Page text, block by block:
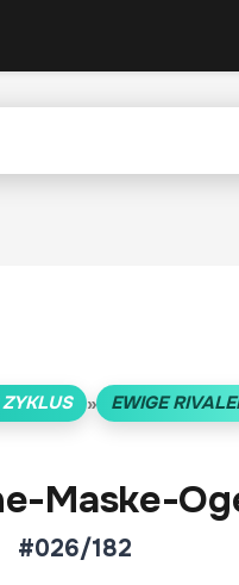
» EWIGE
Maske-
#026/182